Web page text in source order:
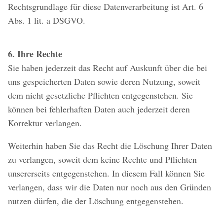
Rechtsgrundlage für diese Datenverarbeitung ist Art. 6
Abs. 1 lit. a DSGVO.
6. Ihre Rechte
Sie haben jederzeit das Recht auf Auskunft über die bei
uns gespeicherten Daten sowie deren Nutzung, soweit
dem nicht gesetzliche Pflichten entgegenstehen. Sie
können bei fehlerhaften Daten auch jederzeit deren
Korrektur verlangen.
Weiterhin haben Sie das Recht die Löschung Ihrer Daten
zu verlangen, soweit dem keine Rechte und Pflichten
unsererseits entgegenstehen. In diesem Fall können Sie
verlangen, dass wir die Daten nur noch aus den Gründen
nutzen dürfen, die der Löschung entgegenstehen.